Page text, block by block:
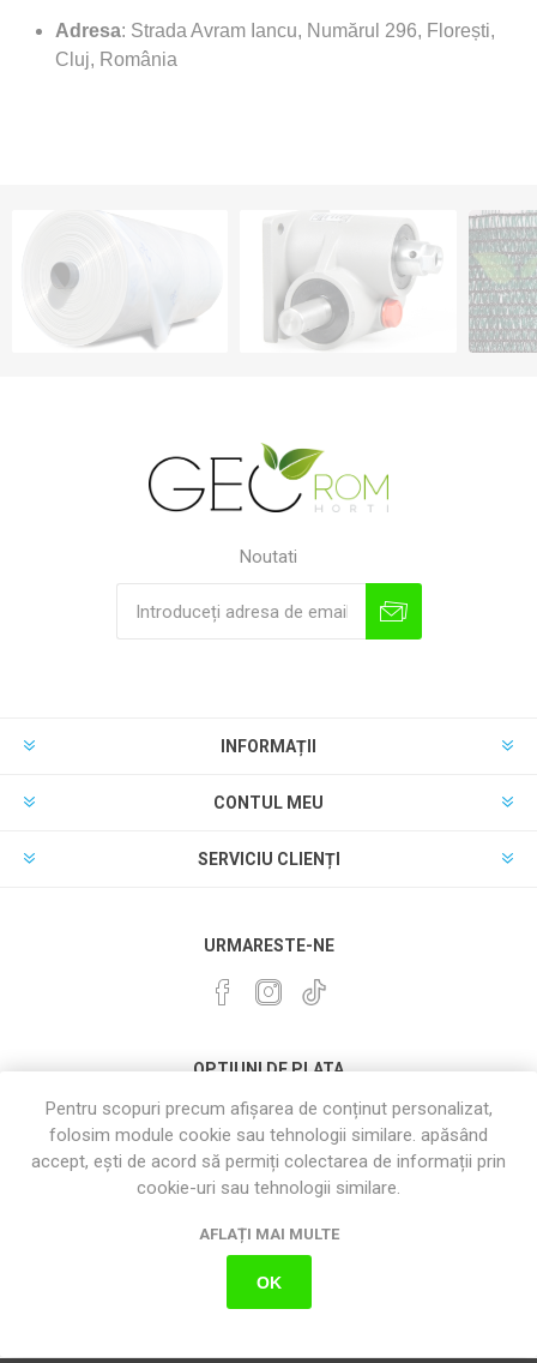
Adresa: Strada Avram Iancu, Numărul 296, Florești,
Cluj, România
Noutati
INFORMAȚII
CONTUL MEU
SERVICIU CLIENȚI
URMARESTE-NE
OPTIUNI DE PLATA
Pentru scopuri precum afișarea de conținut personalizat,
folosim module cookie sau tehnologii similare. apăsând
accept, ești de acord să permiți colectarea de informații prin
cookie-uri sau tehnologii similare.
AFLAȚI MAI MULTE
OK